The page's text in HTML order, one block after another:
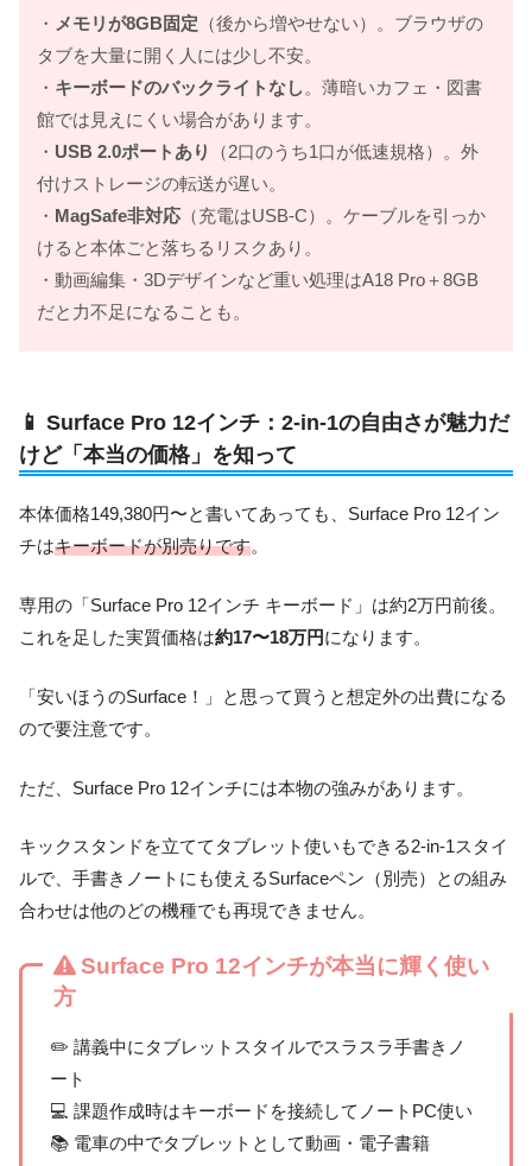
・ メモリが8GB固定 （後から増やせない）。ブラウザの
タブを大量に開く人には少し不安。
・ キーボードのバックライトなし。薄暗いカフェ・図書
館では見えにくい場合があります。
・ USB 2.0ポートあり
（2口のうち1口が低速規格）。外
付けストレージの転送が遅い。
・ MagSafe非対応 （充電はUSB-C）。ケーブルを引っか
けると本体ごと落ちるリスクあり。
・動画編集・3Dデザインなど重い処理はA18 Pro＋8GB
だと力不足になることも。
📱 Surface Pro 12インチ：2-in-1の自由さが魅力だ
けど「本当の価格」を知って
本体価格149,380円〜と書いてあっても、Surface Pro 12イン
チはキーボードが別売りです。
専用の「Surface Pro 12インチ キーボード」は約2万円前後。
これを足した実質価格は約17〜18万円になります。
「安いほうのSurface！」と思って買うと想定外の出費になる
ので要注意です。
ただ、Surface Pro 12インチには本物の強みがあります。
キックスタンドを立ててタブレット使いもできる2-in-1スタイ
ルで、手書きノートにも使えるSurfaceペン（別売）との組み
合わせは他のどの機種でも再現できません。
Surface Pro 12インチが本当に輝く使い
方
✏️ 講義中にタブレットスタイルでスラスラ手書きノ
ート
💻 課題作成時はキーボードを接続してノートPC使い
📚 電車の中でタブレットとして動画・電子書籍